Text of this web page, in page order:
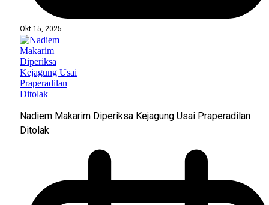
Okt 15, 2025
Nadiem Makarim Diperiksa Kejagung Usai Praperadilan
Ditolak